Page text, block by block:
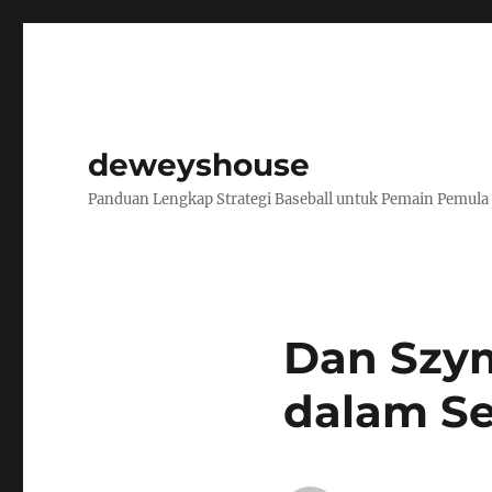
deweyshouse
Panduan Lengkap Strategi Baseball untuk Pemain Pemula
Dan
dalam